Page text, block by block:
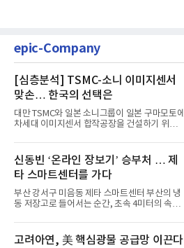
epic-Company
[심층분석] TSMC-소니 이미지센서
맞손… 한국의 선택은
대만 TSMC와 일본 소니그룹이 일본 구마모토에
차세대 이미지센서 합작공장을 건설하기 위해
신동빈 ‘온라인 장보기’ 승부처 … 제
타 스마트센터를 가다
부산 강서구 미음동 제타 스마트센터 부산의 냉
동 저장고로 들어서는 순간, 초속 4미터의 속도
고려아연, 美 핵심광물 공급망 이끈다